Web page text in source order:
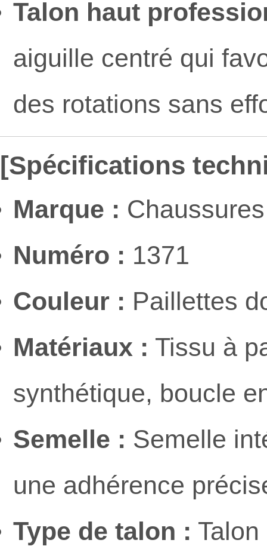
Talon haut
aiguille centré qui
des rotations sans
[Spécifications
Marque :
Numéro : 1371
Couleur : Paillettes
Matériaux : Tissu à
synthétique, boucle
Semelle : Semelle
une adhérence
Type de talon :